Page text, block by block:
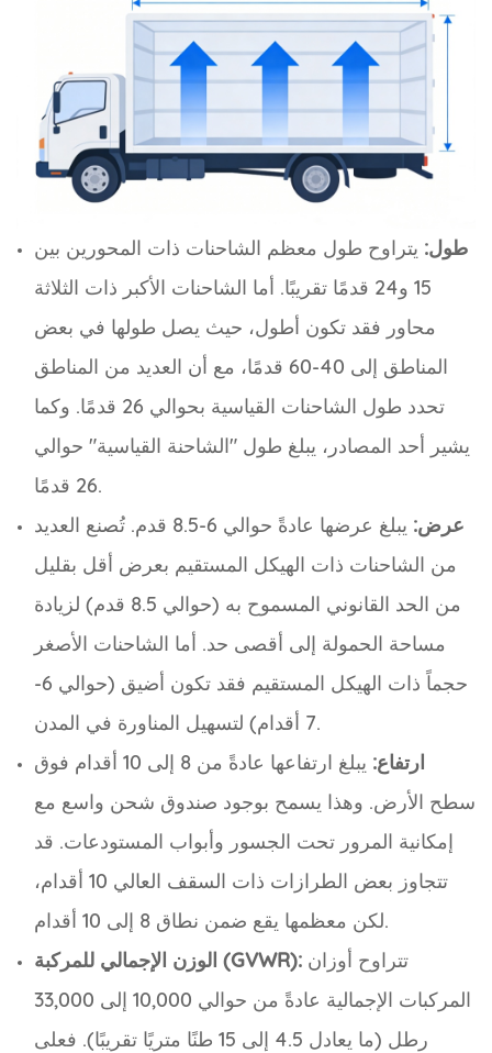
طول: يتراوح طول معظم الشاحنات ذات المحورين بين
15 و24 قدمًا تقريبًا. أما الشاحنات الأكبر ذات الثلاثة
محاور فقد تكون أطول، حيث يصل طولها في بعض
المناطق إلى 40-60 قدمًا، مع أن العديد من المناطق
تحدد طول الشاحنات القياسية بحوالي 26 قدمًا. وكما
يشير أحد المصادر، يبلغ طول "الشاحنة القياسية" حوالي
26 قدمًا.
عرض:
يبلغ عرضها عادةً حوالي 6-8.5 قدم. تُصنع العديد
من الشاحنات ذات الهيكل المستقيم بعرض أقل بقليل
من الحد القانوني المسموح به (حوالي 8.5 قدم) لزيادة
مساحة الحمولة إلى أقصى حد. أما الشاحنات الأصغر
حجماً ذات الهيكل المستقيم فقد تكون أضيق (حوالي 6-
7 أقدام) لتسهيل المناورة في المدن.
ارتفاع:
يبلغ ارتفاعها عادةً من 8 إلى 10 أقدام فوق
سطح الأرض. وهذا يسمح بوجود صندوق شحن واسع مع
إمكانية المرور تحت الجسور وأبواب المستودعات. قد
تتجاوز بعض الطرازات ذات السقف العالي 10 أقدام،
لكن معظمها يقع ضمن نطاق 8 إلى 10 أقدام.
الوزن الإجمالي للمركبة (GVWR):
المركبات الإجمالية عادةً من حوالي 10,000 إلى 33,000
رطل (ما يعادل 4.5 إلى 15 طنًا متريًا تقريبًا). فعلى